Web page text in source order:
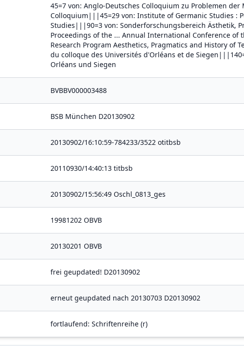
45=7 von: Anglo-Deutsches Colloquium zu Problemen
Colloquium|||45=29 von: Institute of Germanic Studies :
Studies|||90=3 von: Sonderforschungsbereich Ästhetik,
Proceedings of the ... Annual International Conference of
Research Program Aesthetics, Pragmatics and History of
du colloque des Universités d'Orléans et de
Orléans und Siegen
BVBBV000003488
BSB München D20130902
20130902/16:10:59-784233/3522 otitbsb
20110930/14:40:13 titbsb
20130902/15:56:49 Oschl_0813_ges
19981202 OBVB
20130201 OBVB
frei geupdated! D20130902
erneut geupdated nach 20130703 D20130902
fortlaufend: Schriftenreihe (r)